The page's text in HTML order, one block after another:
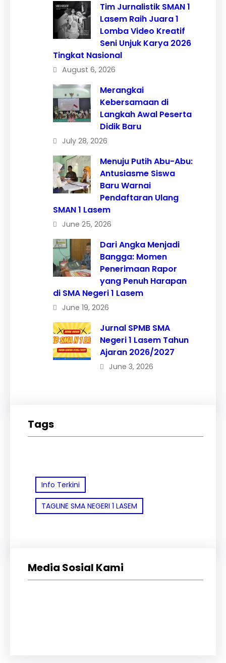
Tim Jurnalistik SMAN 1
Lasem Raih Juara 1
Lomba Video Kreatif
Seni Unjuk Karya 2026
Tingkat Nasional
August 6, 2026
Merangkai
Kebersamaan di
Langkah Awal Peserta
Didik Baru
July 28, 2026
Menuju Putih Abu-Abu:
Antusiasme Siswa
Baru Warnai
Pendaftaran Ulang
SMAN 1 Lasem
June 25, 2026
Dari Angka Menjadi
Bangga: Momen
Penerimaan Rapor
yang Penuh Harapan
di SMA Negeri 1 Lasem
June 19, 2026
Jurnal SPMB SMA
Negeri 1 Lasem Tahun
Ajaran 2026/2027
June 3, 2026
Tags
Info Terkini
TAGLINE SMA NEGERI 1 LASEM
Media Sosial Kami